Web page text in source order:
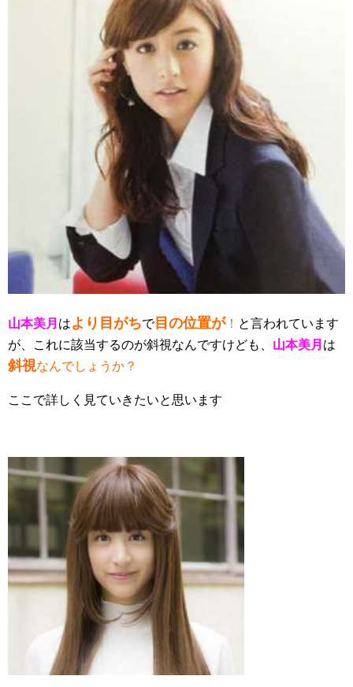
山本美月 はより目がちで目の位置が！ と言われています
が、これに該当するのが斜視なんですけども、 山本美月 は
斜視なんでしょうか？
ここで詳しく見ていきたいと思います